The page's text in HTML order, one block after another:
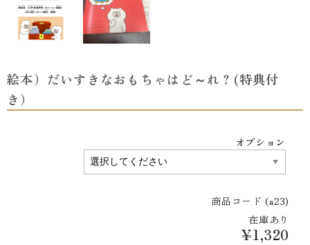
絵本）だいすきなおもちゃはど～れ？(特典付
き）
オプション
商品コード (a23)
在庫あり
¥1,320